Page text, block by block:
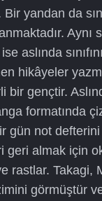
yandan da
Aynı
aslında
hikâyeler
bir gençtir.
formatında
gün not
geri almak için
rastlar. Takagi,
görmüştür